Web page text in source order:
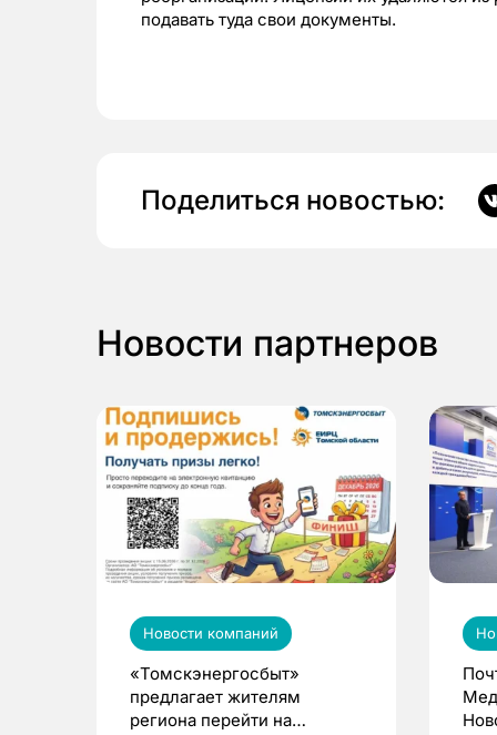
подавать туда свои документы.
Поделиться новостью:
Новости партнеров
Новости компаний
«Томскэнергосбыт»
предлагает жителям
региона перейти на